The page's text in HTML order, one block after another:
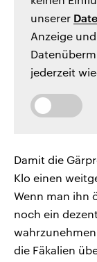
unserer
Anzeige
jederzeit
Damit die
Klo einen
Wenn man ihn
noch ein
die Fäkalien